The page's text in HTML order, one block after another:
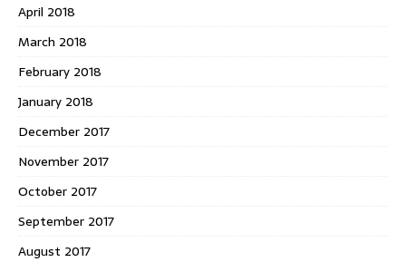
April 2018
March 2018
February 2018
January 2018
December 2017
November 2017
October 2017
September 2017
August 2017